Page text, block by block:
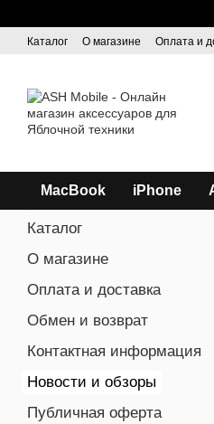
Каталог О магазине Оплата и
MacBook iPhone
Каталог
О магазине
Оплата и доставка
Обмен и возврат
Контактная информация
Новости и обзоры
Публичная оферта